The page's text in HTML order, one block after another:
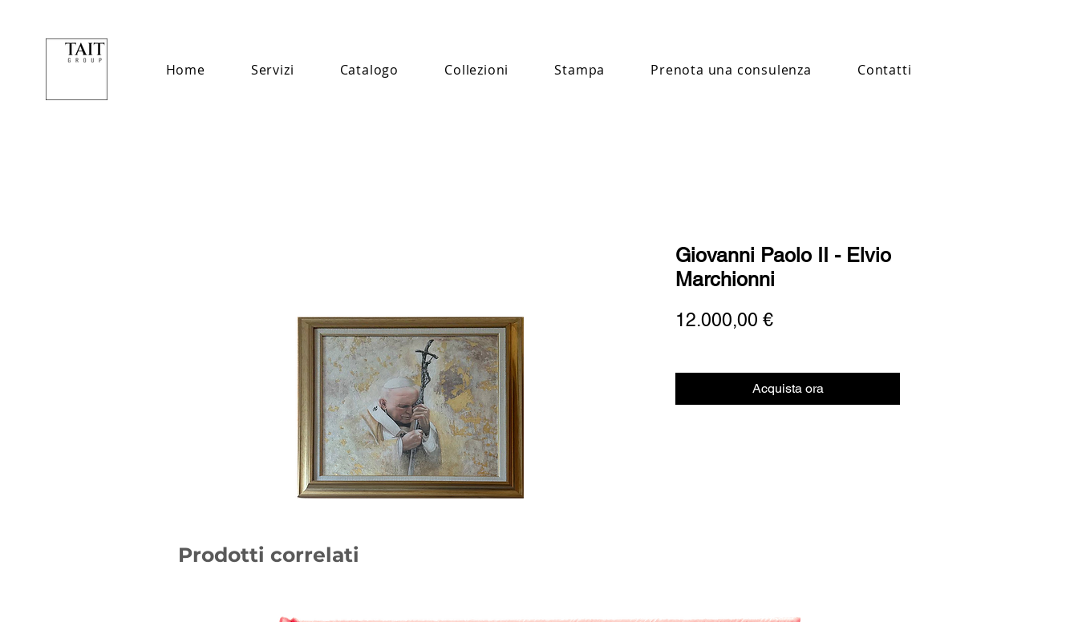
Home Servizi Catalogo Collezioni Stampa Prenota una consulenza Contatti
Giovanni Paolo II - Elvio
Marchionni
12.000,00 €Prezzo
Acquista ora
Prodotti correlati